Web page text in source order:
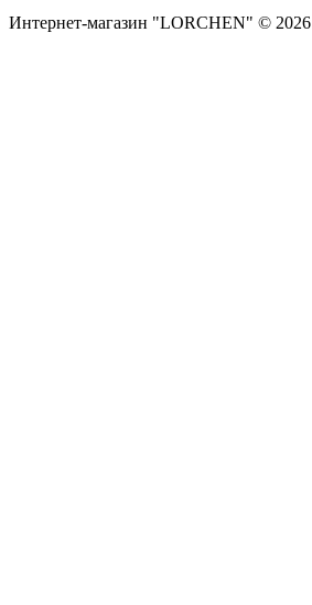
Интернет-магазин "LORCHEN" © 2026